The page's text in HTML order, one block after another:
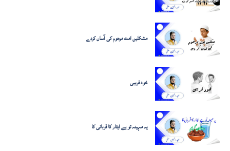
مشکلیں امت مرحوم کی آساں کردے
خود فریبی
یہ مہینہ تو ہے ایثار کا قربانی کا